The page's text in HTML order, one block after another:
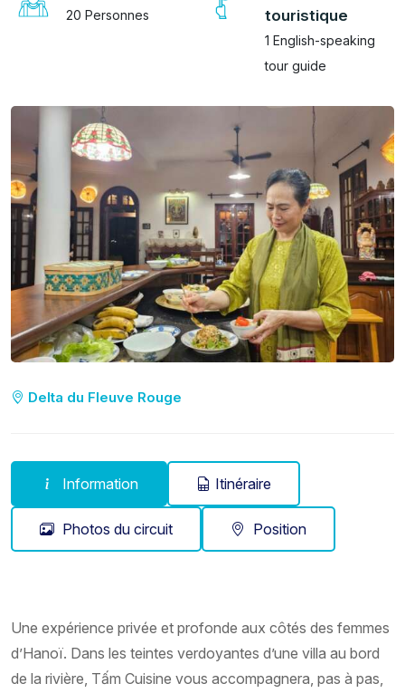
20 Personnes
touristique
1 English-speaking
tour guide
Delta du Fleuve Rouge
Information Itinéraire
Photos du circuit Position
Une expérience privée et profonde aux côtés des femmes
d’Hanoï. Dans les teintes verdoyantes d’une villa au bord
de la rivière, Tấm Cuisine vous accompagnera, pas à pas,